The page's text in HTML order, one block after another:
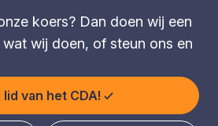
koers? Dan doen wij een
wij doen, of steun ons en
lid van het CDA!